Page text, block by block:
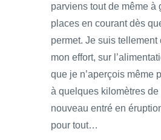
parviens tout de même à
places en courant dès
permet. Je suis tellement
mon effort, sur
que je n’aperçois même
à quelques kilomètres de
nouveau entré en
pour tout…